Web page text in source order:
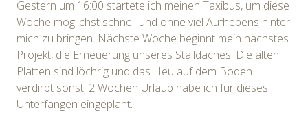
Gestern um 16:00 startete ich meinen Taxibus, um diese
Woche möglichst schnell und ohne viel Aufhebens hinter
mich zu bringen. Nächste Woche beginnt mein nächstes
Projekt, die Erneuerung unseres Stalldaches. Die alten
Platten sind löchrig und das Heu auf dem Boden
verdirbt sonst. 2 Wochen Urlaub habe ich für dieses
Unterfangen eingeplant.